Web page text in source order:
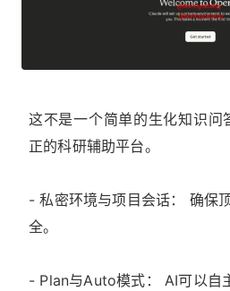
这不是一个简单的生化知识问
正的科研辅助平台。
- 私密环境与项目会话： 确保
全。
- Plan与Auto模式： AI可以自